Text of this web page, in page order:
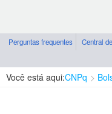
Perguntas frequentes Central
Você está aqui:CNPq